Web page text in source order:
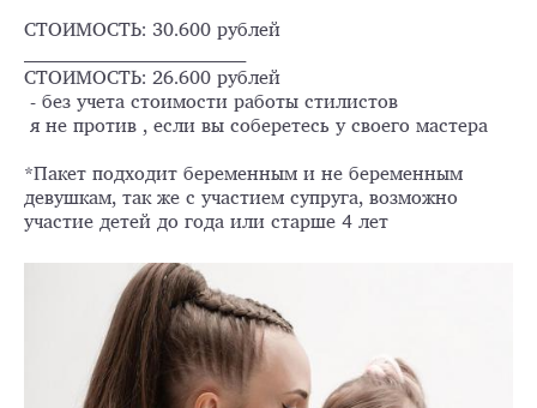
СТОИМОСТЬ: 30.600 рублей
_____________________________________
СТОИМОСТЬ: 26.600 рублей
- без учета стоимости работы стилистов
я не против , если вы соберетесь у своего мастера
*Пакет подходит беременным и не беременным
девушкам, так же с участием супруга, возможно
участие детей до года или старше 4 лет